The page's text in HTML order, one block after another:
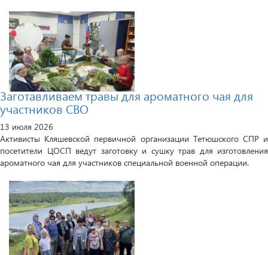
Заготавливаем травы для ароматного чая для
участников СВО
13 июля 2026
Активисты Кляшевской первичной организации Тетюшского СПР и
посетители ЦОСП ведут заготовку и сушку трав для изготовления
ароматного чая для участников специальной военной операции.